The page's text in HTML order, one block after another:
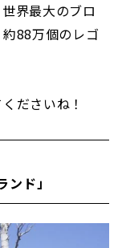
界最大のブロ
88万個のレゴ
ださいね！
ド」